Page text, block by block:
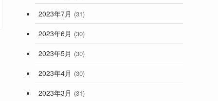
2023年7月 (31)
2023年6月 (30)
2023年5月 (30)
2023年4月 (30)
2023年3月 (31)